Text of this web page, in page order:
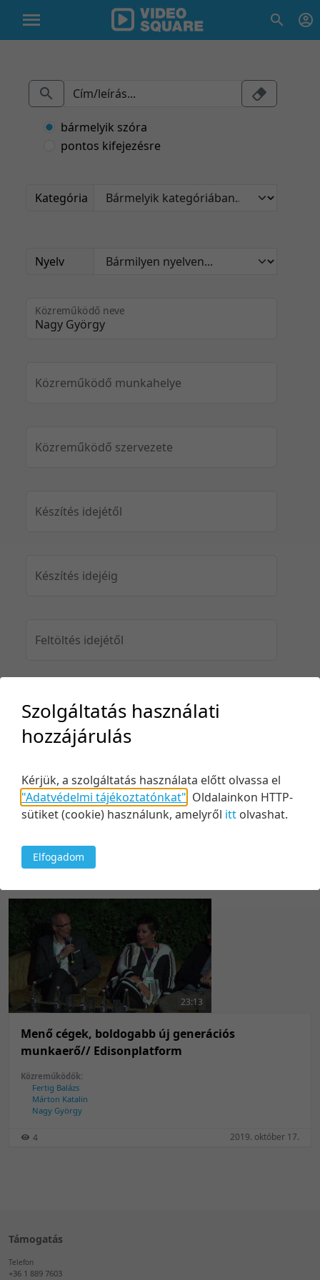
bármelyik szóra
pontos kifejezésre
Kategória
Nyelv
Közreműködő neve
Közreműködő munkahelye
Közreműködő szervezete
Készítés idejétől
Készítés idejéig
Feltöltés idejétől
Feltöltés idejéig
Keresés
Relevancia szerint
Kezdés/felvétel dátuma szerint
Feltöltés dátuma szerint
Feltöltés dátuma szerint
Utolsó módosítás szerint
Utolsó módosítás szerint
1 tétel
5 tétel/oldal
20 tétel/oldal
50 tétel/oldal
100 tétel/oldal
23:13
Menő cégek, boldogabb új generációs
munkaerő// Edisonplatform
Közreműködők:
Fertig Balázs
Márton Katalin
Nagy György
4 2019. október 17.
Támogatás
Telefon
+36 1 889 7603
Szolgáltatás használati
hozzájárulás
Kérjük, a szolgáltatás használata előtt olvassa el
"Adatvédelmi tájékoztatónkat" Oldalainkon HTTP-
sütiket (cookie) használunk, amelyről itt olvashat.
Elfogadom